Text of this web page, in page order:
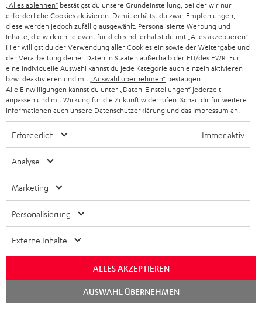
d
r
a
n
t
i
e
ü
c
k
n
a
h
m
o
n
d
a
t
e
n
Erlebe unsere Produkte hautnah und lass dich
persönlich im Store beraten.
Übersicht
Gültig bis 08.08.2026, 23:59 Uhr. Gratis Move 2 ab einem
Mindesteinkaufswert von 300 EUR. Gültig nur beim Kauf ausgewählter
Produkte bzw. für Bestellungen mit teilnahmeberechtigten Produkten.
Ausgenommen sind Produkte von Drittanbietern (Third-Party-Produkte).
Nicht gültig für bereits getätigte Käufe. Keine Barauszahlung. Nur für
Privatkunden. Nicht mit anderen Aktionsgutscheinen kombinierbar. Der
Weiterverkauf von Aktionsgutscheinen ist untersagt. Der Gutschein verliert
entnehmen Sie bitte den
8 Wochen Rückgaberecht
Kostenloser Rückversand
„Alles ablehnen“ bestätigst du unsere Grundeinstellung, bei der wir nur
erforderliche Cookies aktivieren. Damit erhältst du zwar Empfehlungen,
diese werden jedoch zufällig ausgewählt. Personalisierte Werbung und
Inhalte, die wirklich relevant für dich sind, erhältst du mit „Alles akzeptieren“.
Hier willigst du der Verwendung aller Cookies ein sowie der Weitergabe und
der Verarbeitung deiner Daten in Staaten außerhalb der EU/des EWR. Für
eine individuelle Auswahl kannst du jede Kategorie auch einzeln aktivieren
bzw. deaktivieren und mit „Auswahl übernehmen“ bestätigen.
Alle Einwilligungen kannst du unter „Daten-Einstellungen“ jederzeit
anpassen und mit Wirkung für die Zukunft widerrufen. Schau dir für weitere
Informationen auch unsere Datenschutzerklärung und das Impressum an.
Erforderlich Immer aktiv
Analyse
Marketing
Personalisierung
Externe Inhalte
ALLES AKZEPTIEREN
AUSWAHL ÜBERNEHMEN